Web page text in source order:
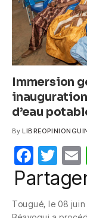
Immersion
d’eau
By
F
a
e
T
w
itt
er
Tougué, le 08 juin